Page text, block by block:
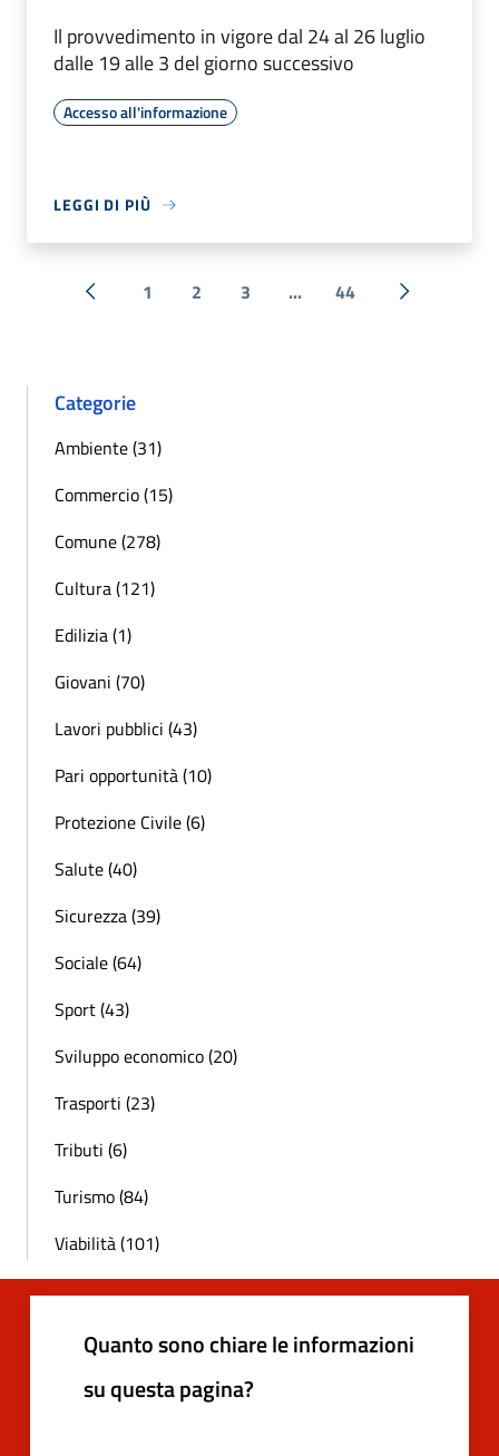
Il provvedimento in vigore dal 24 al 26 luglio
dalle 19 alle 3 del giorno successivo
Accesso all'informazione
LEGGI DI PIÙ
« Precedente
1 2 3 ... 44 Successiva
Categorie
Ambiente (31)
Commercio (15)
Comune (278)
Cultura (121)
Edilizia (1)
Giovani (70)
Lavori pubblici (43)
Pari opportunità (10)
Protezione Civile (6)
Salute (40)
Sicurezza (39)
Sociale (64)
Sport (43)
Sviluppo economico (20)
Trasporti (23)
Tributi (6)
Turismo (84)
Viabilità (101)
Quanto sono chiare le informazioni
su questa pagina?